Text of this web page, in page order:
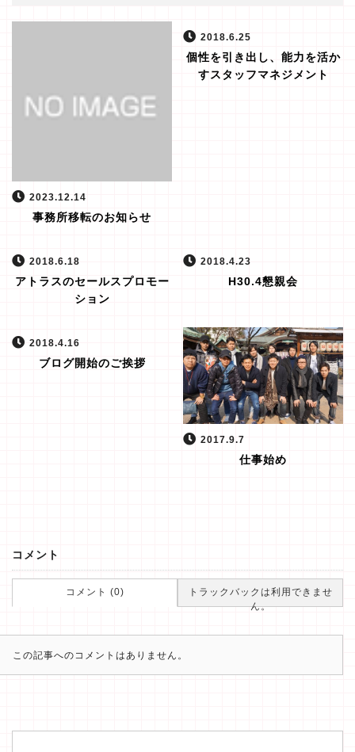
2023.12.14
事務所移転のお知らせ
2018.6.25
個性を引き出し、能力を活か
すスタッフマネジメント
2018.6.18
アトラスのセールスプロモー
ション
2018.4.23
H30.4懇親会
2018.4.16
ブログ開始のご挨拶
2017.9.7
仕事始め
コメント
コメント (0)
トラックバックは利用できませ
ん。
この記事へのコメントはありません。